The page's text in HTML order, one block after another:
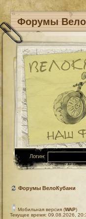
Форумы
Логин:
Форумы ВелоКубани
Мобильная версия (WAP)
Текущее время: 09.08.2026,